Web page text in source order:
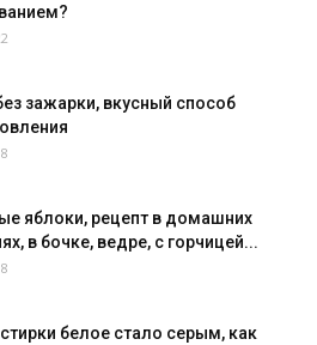
зажарки, вкусный способ
яблоки, рецепт в домашних
в бочке, ведре, с горчицей...
белое стало серым, как